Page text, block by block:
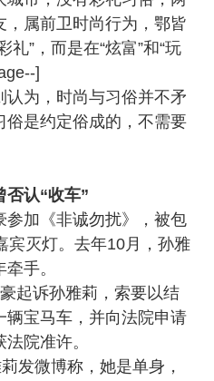
，属前卫时尚行为，鄂皆
礼”，而是在“炫富”和“玩
]
为，时尚与习俗并不矛
俗是约定俗成的，不需要
否认“收车”
加《非诚勿扰》，被包
宾灭灯。去年10月，孙雅
手。
诉孙雅莉，索要以结
辆宝马车，并向法院申请
院准许。
微博称，她是单身，